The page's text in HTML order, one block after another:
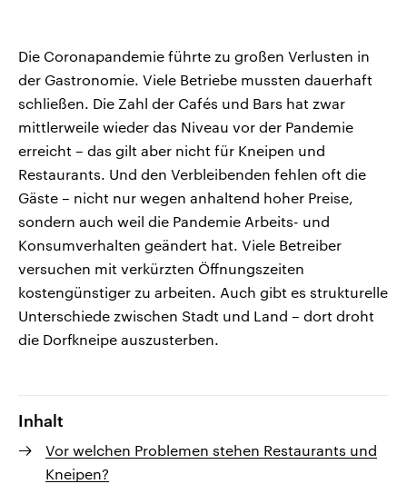
Die Coronapandemie führte zu großen Verlusten in
der Gastronomie. Viele Betriebe mussten dauerhaft
schließen. Die Zahl der Cafés und Bars hat zwar
mittlerweile wieder das Niveau vor der Pandemie
erreicht – das gilt aber nicht für Kneipen und
Restaurants. Und den Verbleibenden fehlen oft die
Gäste – nicht nur wegen anhaltend hoher Preise,
sondern auch weil die Pandemie Arbeits- und
Konsumverhalten geändert hat. Viele Betreiber
versuchen mit verkürzten Öffnungszeiten
kostengünstiger zu arbeiten. Auch gibt es strukturelle
Unterschiede zwischen Stadt und Land – dort droht
die Dorfkneipe auszusterben.
Inhalt
Vor welchen Problemen stehen Restaurants und
Kneipen?